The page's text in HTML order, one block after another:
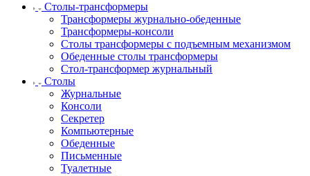
Столы-трансформеры
Трансформеры журнально-обеденные
Трансформеры-консоли
Столы трансформеры с подъемным механизмом
Обеденные столы трансформеры
Стол-трансформер журнальный
Столы
Журнальные
Консоли
Секретер
Компьютерные
Обеденные
Письменные
Туалетные